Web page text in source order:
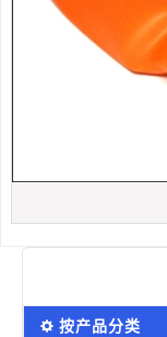
按产品分类